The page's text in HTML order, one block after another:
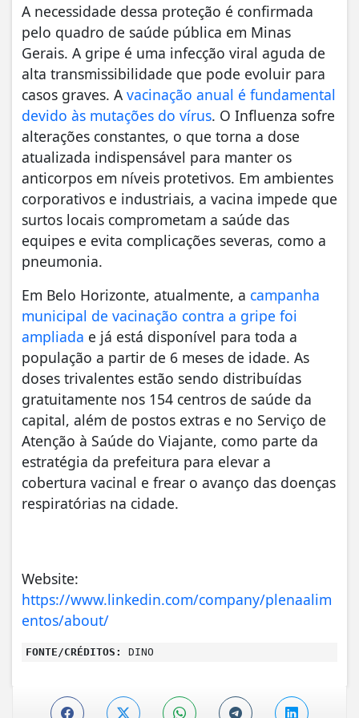
A necessidade dessa proteção é confirmada
pelo quadro de saúde pública em Minas
Gerais. A gripe é uma infecção viral aguda de
alta transmissibilidade que pode evoluir para
casos graves. A vacinação anual é fundamental
devido às mutações do vírus. O Influenza sofre
alterações constantes, o que torna a dose
atualizada indispensável para manter os
anticorpos em níveis protetivos. Em ambientes
corporativos e industriais, a vacina impede que
surtos locais comprometam a saúde das
equipes e evita complicações severas, como a
pneumonia.
Em Belo Horizonte, atualmente, a campanha
municipal de vacinação contra a gripe foi
ampliada e já está disponível para toda a
população a partir de 6 meses de idade. As
doses trivalentes estão sendo distribuídas
gratuitamente nos 154 centros de saúde da
capital, além de postos extras e no Serviço de
Atenção à Saúde do Viajante, como parte da
estratégia da prefeitura para elevar a
cobertura vacinal e frear o avanço das doenças
respiratórias na cidade.
Website:
https://www.linkedin.com/company/plenaalim
entos/about/
FONTE/CRÉDITOS: DINO